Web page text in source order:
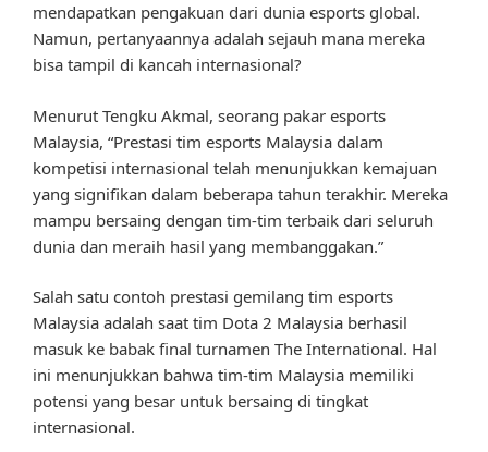
mendapatkan pengakuan dari dunia esports global.
Namun, pertanyaannya adalah sejauh mana mereka
bisa tampil di kancah internasional?
Menurut Tengku Akmal, seorang pakar esports
Malaysia, “Prestasi tim esports Malaysia dalam
kompetisi internasional telah menunjukkan kemajuan
yang signifikan dalam beberapa tahun terakhir. Mereka
mampu bersaing dengan tim-tim terbaik dari seluruh
dunia dan meraih hasil yang membanggakan.”
Salah satu contoh prestasi gemilang tim esports
Malaysia adalah saat tim Dota 2 Malaysia berhasil
masuk ke babak final turnamen The International. Hal
ini menunjukkan bahwa tim-tim Malaysia memiliki
potensi yang besar untuk bersaing di tingkat
internasional.